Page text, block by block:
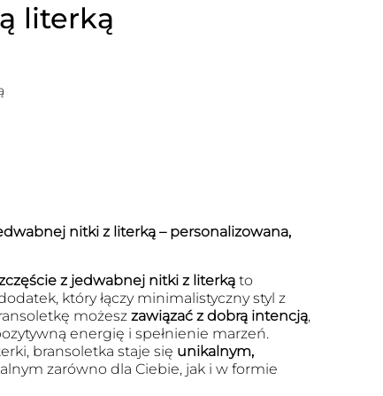
literką
nitki z literką – personalizowana,
z jedwabnej nitki z literkąto
który łączy minimalistyczny styl z
możesz zawiązać z dobrą intencją,
energię i spełnienie marzeń.
bransoletka staje się unikalnym,
zarówno dla Ciebie, jak i w formie